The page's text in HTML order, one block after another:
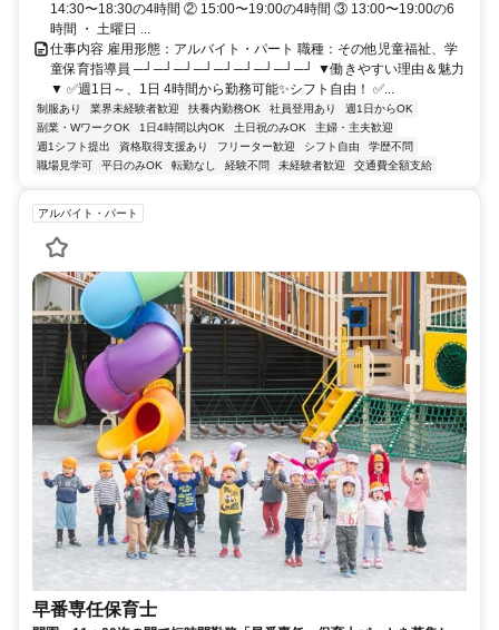
14:30〜18:30の4時間 ② 15:00〜19:00の4時間 ③ 13:00〜19:00の6
時間 ・ 土曜日 ...
仕事内容 雇用形態：アルバイト・パート 職種：その他児童福祉、学
童保育指導員 ─┘─┘─┘─┘─┘─┘─┘─┘─┘ ▼働きやすい理由＆魅力
▼ ✅週1日～、1日 4時間から勤務可能✨シフト自由！ ✅...
制服あり 業界未経験者歓迎 扶養内勤務OK 社員登用あり
週1日からOK
副業・WワークOK
1日4時間以内OK 土日祝のみOK
主婦・主夫歓迎
週1シフト提出
資格取得支援あり フリーター歓迎 シフト自由
学歴不問
職場見学可
平日のみOK 転勤なし 経験不問 未経験者歓迎 交通費全額支給
アルバイト・パート
早番専任保育士